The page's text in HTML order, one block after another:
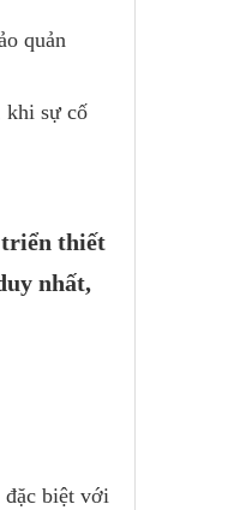
quản
khi sự cố
triển thiết
nhất,
biệt với